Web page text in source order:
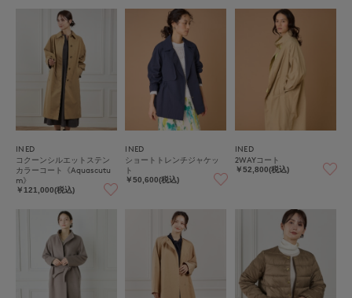
INED
コクーンシルエットステン
カラーコート《Aquascutu
m》
￥121,000(税込)
INED
ショートトレンチジャケッ
ト
￥50,600(税込)
INED
2WAYコート
￥52,800(税込)